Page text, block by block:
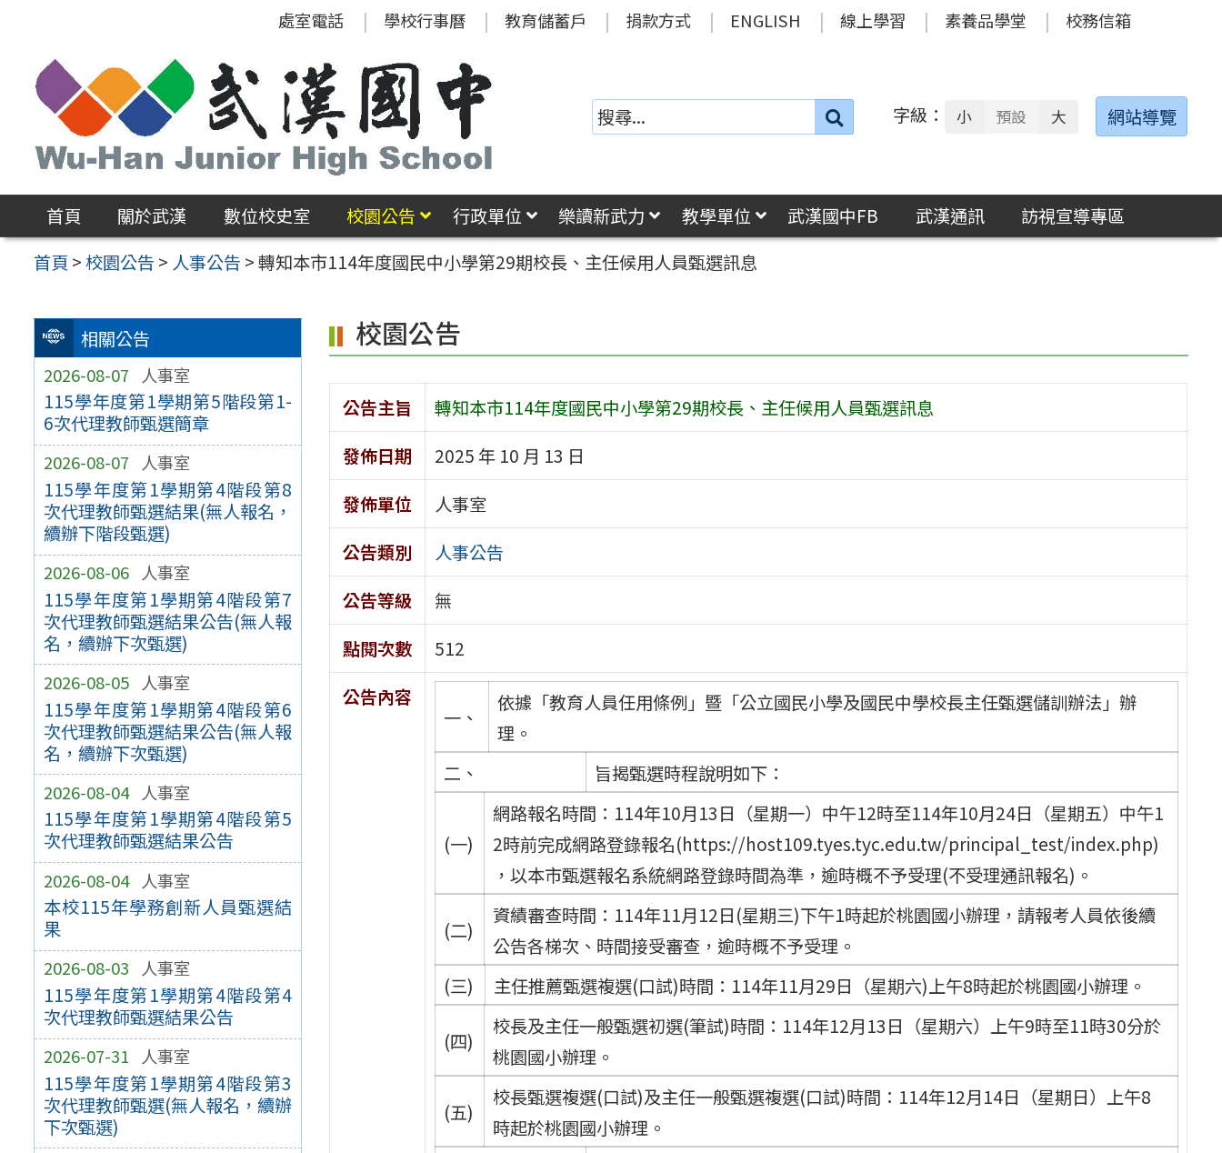
區
處室電話 學校行事曆 教育儲蓄戶 捐款方式 ENGLISH 線上學習 素養品學堂 校務信箱
搜
字級： 小 預設 大 網站導覽
首頁 關於武漢 數位校史室 校園公告 行政單位 樂讀新武力 教學單位 武漢國中FB 武漢通訊
訪視宣導專區
首頁 >校園公告 > 人事公告 >轉知本市114年度國民中小學第29期校長、主任候用人員甄選訊息
相關公告
2026-08-07 人事室
115學年度第1學期第5階段第1-
6次代理教師甄選簡章
2026-08-07 人事室
115學年度第1學期第4階段第8
次代理教師甄選結果(無人報名，
續辦下階段甄選)
2026-08-06 人事室
115學年度第1學期第4階段第7
次代理教師甄選結果公告(無人報
名，續辦下次甄選)
2026-08-05 人事室
115學年度第1學期第4階段第6
次代理教師甄選結果公告(無人報
名，續辦下次甄選)
2026-08-04 人事室
115學年度第1學期第4階段第5
次代理教師甄選結果公告
2026-08-04 人事室
本校115年學務創新人員甄選結
果
2026-08-03 人事室
115學年度第1學期第4階段第4
次代理教師甄選結果公告
2026-07-31 人事室
115學年度第1學期第4階段第3
次代理教師甄選(無人報名，續辦
下次甄選)
校園公告
公告主旨
轉知本市114年度國民中小學第29期校長、主任候用人員甄選訊息
發佈日期
2025 年 10 月 13 日
發佈單位
人事室
公告類別
人事公告
公告等級
無
點閱次數
512
公告內容
一、
依據「教育人員任用條例」暨「公立國民小學及國民中學校長主任甄選儲訓辦法」辦
理。
二、
旨揭甄選時程說明如下：
(一)
網路報名時間：114年10月13日（星期一）中午12時至114年10月24日（星期五）中午1
2時前完成網路登錄報名(https://host109.tyes.tyc.edu.tw/principal_test/index.php)
，以本市甄選報名系統網路登錄時間為準，逾時概不予受理(不受理通訊報名)。
(二)
資績審查時間：114年11月12日(星期三)下午1時起於桃園國小辦理，請報考人員依後續
公告各梯次、時間接受審查，逾時概不予受理。
(三)
主任推薦甄選複選(口試)時間：114年11月29日（星期六)上午8時起於桃園國小辦理。
(四)
校長及主任一般甄選初選(筆試)時間：114年12月13日（星期六）上午9時至11時30分於
桃園國小辦理。
(五)
校長甄選複選(口試)及主任一般甄選複選(口試)時間：114年12月14日（星期日）上午8
時起於桃園國小辦理。